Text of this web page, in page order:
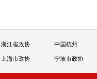
浙江省政协 中国杭州
上海市政协 宁波市政协